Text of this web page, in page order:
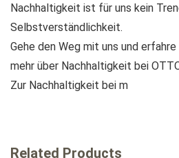
Nachhaltigkeit ist für uns kein
Selbstverständlichkeit.
Gehe den Weg mit uns und erfahre
mehr über Nachhaltigkeit bei
Zur Nachhaltigkeit bei m
Related Products